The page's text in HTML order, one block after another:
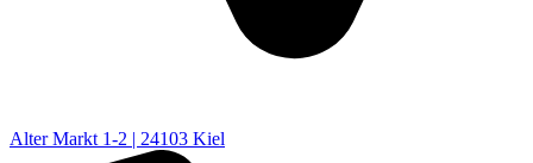
Alter Markt 1-2 | 24103 Kiel